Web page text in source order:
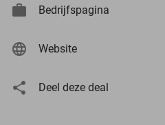
Bedrijfspagina
Website
Deel deze deal